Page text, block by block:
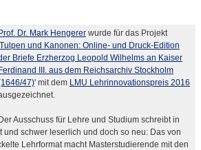
Prof. Dr. Mark Hengerer wurde für das Projekt
Tulpen und Kanonen: Online- und Druck-Edition
Briefe Erzherzog Leopold Wilhelms an Kaiser
Ferdinand III. aus dem Reichsarchiv Stockholm
47)' mit dem LMU Lehrinnovationspreis 2016
Der Ausschuss für Lehre und Studium schreibt in
und schwer leserlich und doch so neu: Das von
Lehrformat macht Masterstudierende mit den